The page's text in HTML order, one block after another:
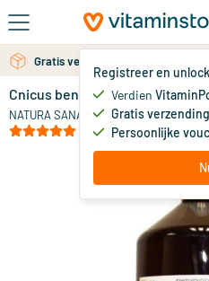
Ga naar de hoofdinhoud
Registreer en
Verdien
Gratis verzending
Persoonlijke
Gratis verzending vanaf 25 euro
Gratis persoonlijk advies via chat
Cnicus benedictus /
NATURA SANAT